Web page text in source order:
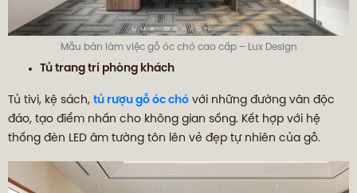
Mẫu bàn làm việc gỗ óc chó cao cấp – Lux Design
Tủ trang trí phòng khách
Tủ tivi, kệ sách, tủ rượu gỗ óc chó với những đường vân độc
đáo, tạo điểm nhấn cho không gian sống. Kết hợp với hệ
thống đèn LED âm tường tôn lên vẻ đẹp tự nhiên của gỗ.